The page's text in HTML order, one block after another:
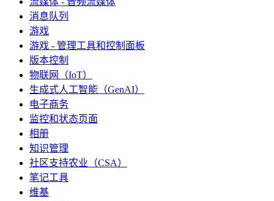
消息队列
游戏
游戏 - 管理工具和控制面板
版本控制
物联网（IoT）
生成式人工智能（GenAI）
电子商务
监控和状态页面
相册
知识管理
社区支持农业（CSA）
笔记工具
维基